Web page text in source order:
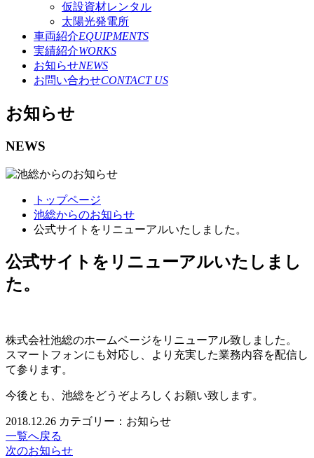
仮設資材レンタル
太陽光発電所
車両紹介EQUIPMENTS
実績紹介WORKS
お知らせNEWS
お問い合わせCONTACT US
お知らせ
NEWS
トップページ
池総からのお知らせ
公式サイトをリニューアルいたしました。
公式サイトをリニューアルいたしまし
た。
株式会社池総のホームページをリニューアル致しました。
スマートフォンにも対応し、より充実した業務内容を配信し
て参ります。
今後とも、池総をどうぞよろしくお願い致します。
2018.12.26 カテゴリー：お知らせ
一覧へ戻る
次のお知らせ